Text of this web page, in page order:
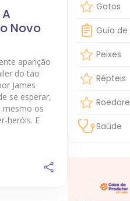
Novo
aparição
do tão
James
se esperar,
mesmo os
heróis. E
Gatos
Guia de
Peixes
Répteis
Saúde